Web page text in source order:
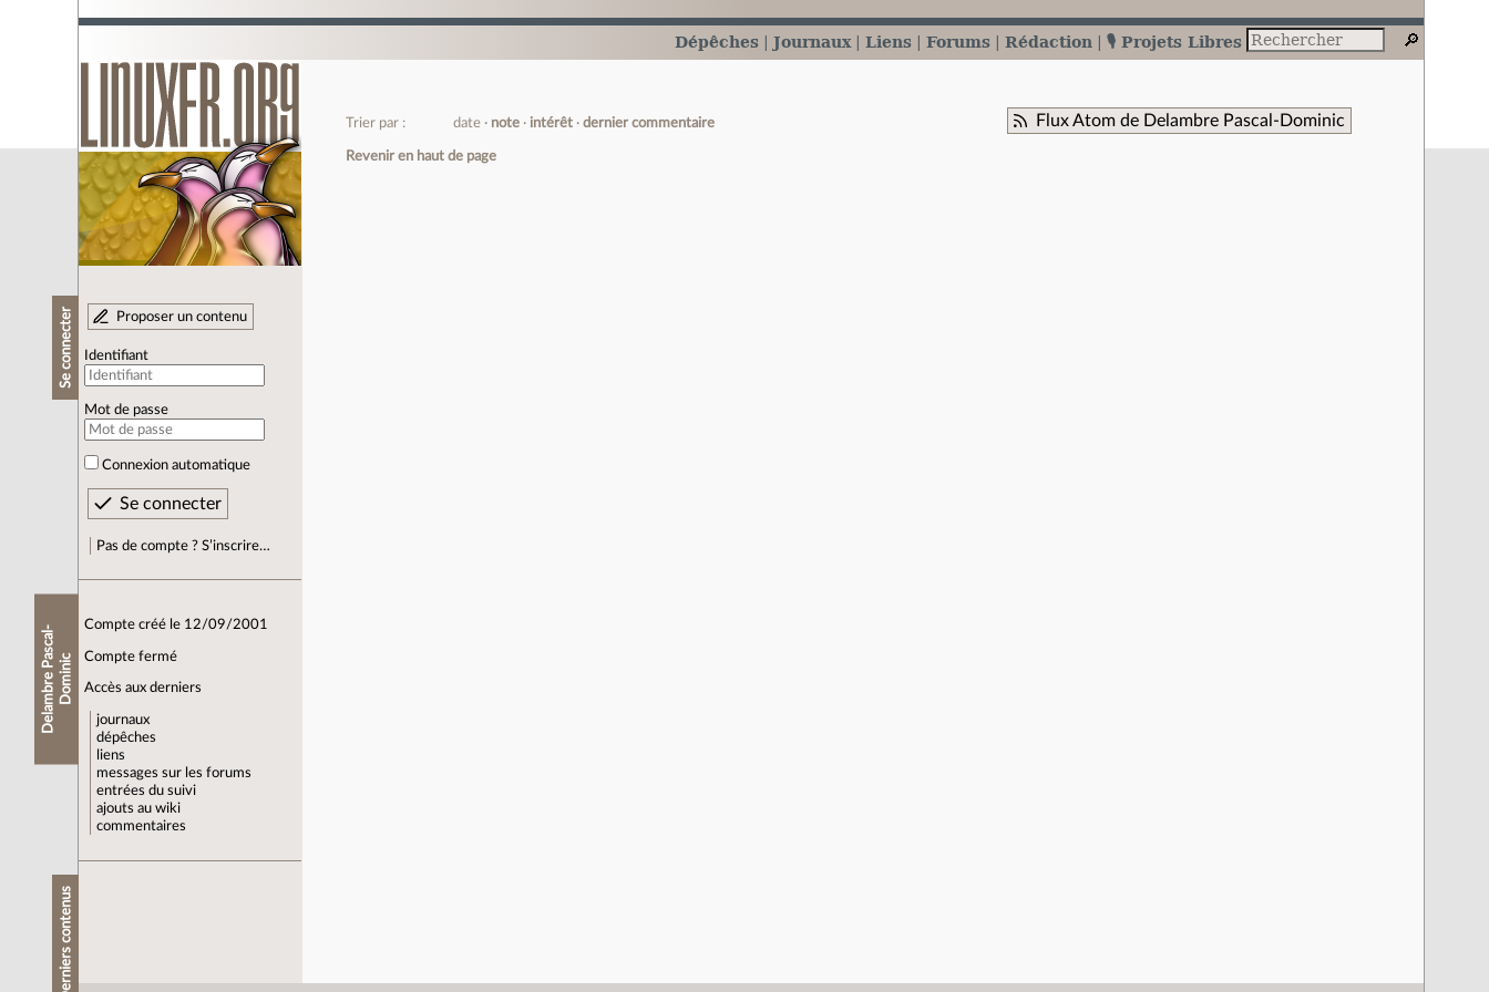
Dépêches Journaux Liens Forums Rédaction 🎙️ Projets Libres
Se connecter Proposer un contenu
Identifiant
Mot de passe
Connexion automatique
Pas de compte ? S’inscrire…
D
e
l
a
m
b
r
e
Pa
s
c
a
l
-
D
o
m
i
n
ic
Compte créé le 12/09/2001
Compte fermé
Accès aux derniers
journaux
dépêches
liens
messages sur les forums
entrées du suivi
ajouts au wiki
commentaires
Derniers contenus
Flux Atom de Delambre Pascal-Dominic
Trier par : date note intérêt dernier commentaire
Revenir en haut de page